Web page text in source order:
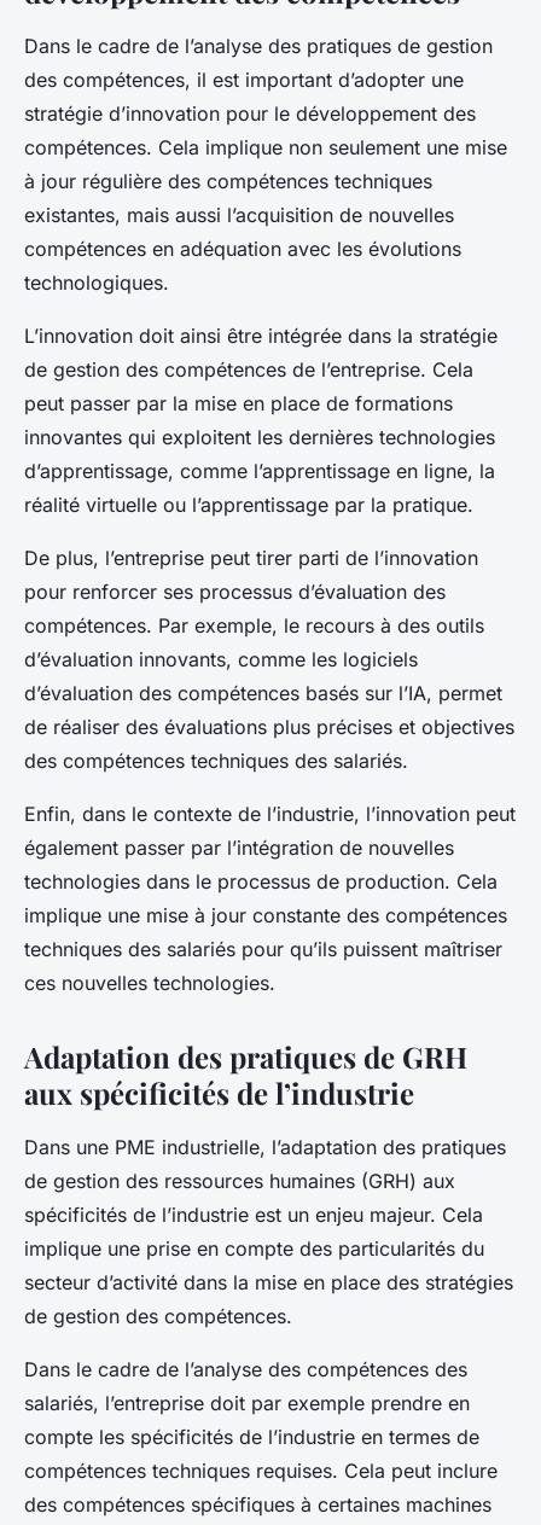
Dans le cadre de l’analyse des pratiques de gestion
des compétences, il est important d’adopter une
stratégie d’innovation pour le développement des
compétences. Cela implique non seulement une mise
à jour régulière des compétences techniques
existantes, mais aussi l’acquisition de nouvelles
compétences en adéquation avec les évolutions
technologiques.
L’innovation doit ainsi être intégrée dans la stratégie
de gestion des compétences de l’entreprise. Cela
peut passer par la mise en place de formations
innovantes qui exploitent les dernières technologies
d’apprentissage, comme l’apprentissage en ligne, la
réalité virtuelle ou l’apprentissage par la pratique.
De plus, l’entreprise peut tirer parti de l’innovation
pour renforcer ses processus d’évaluation des
compétences. Par exemple, le recours à des outils
d’évaluation innovants, comme les logiciels
d’évaluation des compétences basés sur l’IA, permet
de réaliser des évaluations plus précises et objectives
des compétences techniques des salariés.
Enfin, dans le contexte de l’industrie, l’innovation peut
également passer par l’intégration de nouvelles
technologies dans le processus de production. Cela
implique une mise à jour constante des compétences
techniques des salariés pour qu’ils puissent maîtriser
ces nouvelles technologies.
Adaptation des pratiques de GRH
aux spécificités de l’industrie
Dans une PME industrielle, l’adaptation des pratiques
de gestion des ressources humaines (GRH) aux
spécificités de l’industrie est un enjeu majeur. Cela
implique une prise en compte des particularités du
secteur d’activité dans la mise en place des stratégies
de gestion des compétences.
Dans le cadre de l’analyse des compétences des
salariés, l’entreprise doit par exemple prendre en
compte les spécificités de l’industrie en termes de
compétences techniques requises. Cela peut inclure
des compétences spécifiques à certaines machines